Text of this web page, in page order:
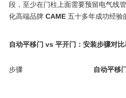
段，至少在门柱上面需要预留电气线
化高端品牌 CAME五十多年成功经验
自动平移门 vs 平开门：安装步骤对比
步骤 自动平移